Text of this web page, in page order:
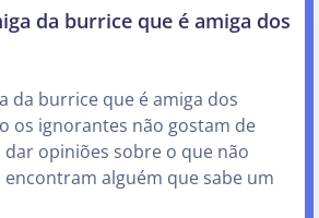
da burrice que é amiga dos
da burrice que é amiga dos
os ignorantes não gostam de
opiniões sobre o que não
encontram alguém que sabe um